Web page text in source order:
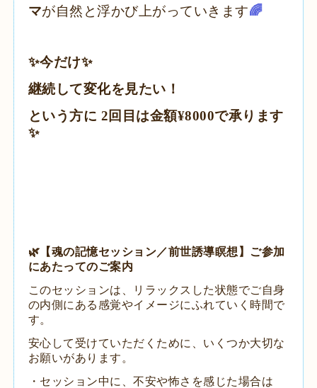
マが自然と浮かび上がっていきます🌈
✨️今だけ✨️
継続して変化を見たい！
という方に 2回目は金額¥8000で承ります
✨️
🌿【魂の記憶セッション／前世誘導瞑想】ご参加
にあたってのご案内
このセッションは、リラックスした状態でご自身
の内側にある感覚やイメージにふれていく時間で
す。
安心して受けていただくために、いくつか大切な
お願いがあります。
・セッション中に、不安や怖さを感じた場合は